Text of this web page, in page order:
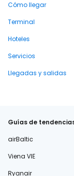
Cómo llegar
Terminal
Hoteles
Servicios
Llegadas y salidas
Guías de
airBaltic
Viena VIE
Ryanair